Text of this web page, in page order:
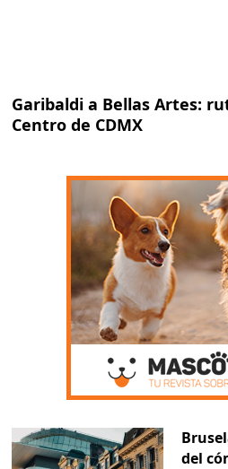
Garibaldi a Bellas Artes:
Centro de CDMX
del